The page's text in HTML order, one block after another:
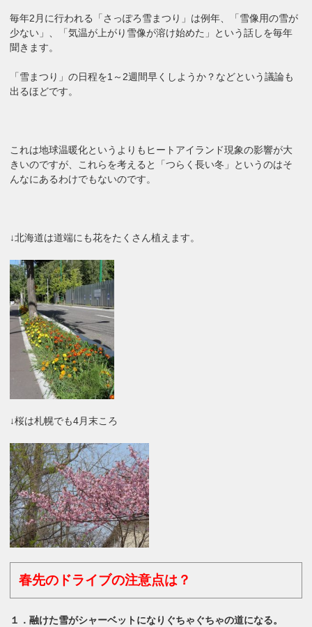
毎年2月に行われる「さっぽろ雪まつり」は例年、「雪像用の雪が
少ない」、「気温が上がり雪像が溶け始めた」という話しを毎年
聞きます。
「雪まつり」の日程を1～2週間早くしようか？などという議論も
出るほどです。
これは地球温暖化というよりもヒートアイランド現象の影響が大
きいのですが、これらを考えると「つらく長い冬」というのはそ
んなにあるわけでもないのです。
↓北海道は道端にも花をたくさん植えます。
↓桜は札幌でも4月末ころ
春先のドライブの注意点は？
１．融けた雪がシャーベットになりぐちゃぐちゃの道になる。